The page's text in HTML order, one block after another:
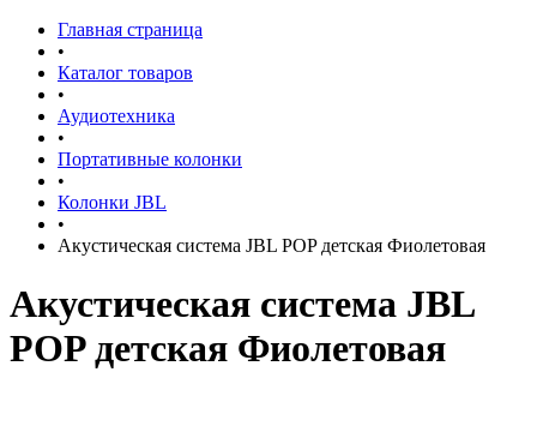
Главная страница
•
Каталог товаров
•
Аудиотехника
•
Портативные колонки
•
Колонки JBL
•
Акустическая система JBL POP детская Фиолетовая
Акустическая система JBL
POP детская Фиолетовая